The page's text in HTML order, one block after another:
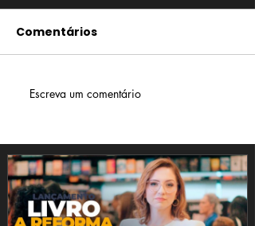
Comentários
Escreva um comentário